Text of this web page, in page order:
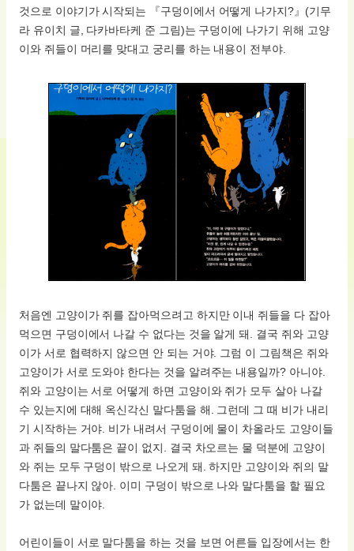
것으로 이야기가 시작되는 『구덩이에서 어떻게 나가지?』(기무
라 유이치 글, 다카바타케 준 그림)는 구덩이에 나가기 위해 고양
이와 쥐들이 머리를 맞대고 궁리를 하는 내용이 전부야.
처음엔 고양이가 쥐를 잡아먹으려고 하지만 이내 쥐들을 다 잡아
먹으면 구덩이에서 나갈 수 없다는 것을 알게 돼. 결국 쥐와 고양
이가 서로 협력하지 않으면 안 되는 거야. 그럼 이 그림책은 쥐와
고양이가 서로 도와야 한다는 것을 알려주는 내용일까? 아니야.
쥐와 고양이는 서로 어떻게 하면 고양이와 쥐가 모두 살아 나갈
수 있는지에 대해 옥신각신 말다툼을 해. 그런데 그 때 비가 내리
기 시작하는 거야. 비가 내려서 구덩이에 물이 차올라도 고양이들
과 쥐들의 말다툼은 끝이 없지. 결국 차오르는 물 덕분에 고양이
와 쥐는 모두 구덩이 밖으로 나오게 돼. 하지만 고양이와 쥐의 말
다툼은 끝나지 않아. 이미 구덩이 밖으로 나와 말다툼을 할 필요
가 없는데 말이야.
어린이들이 서로 말다툼을 하는 것을 보면 어른들 입장에서는 한